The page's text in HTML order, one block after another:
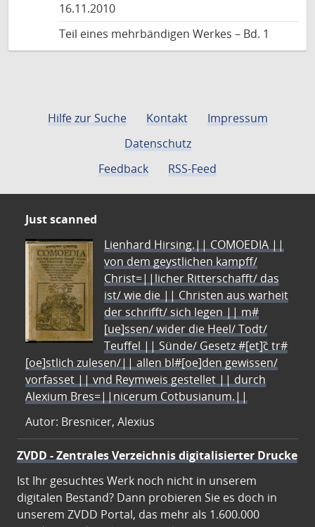
16.11.2010
Teil eines mehrbändigen Werkes – Bd. 1
Hilfe zur Suche Kontakt
Impressum
Datenschutz
Feedback
RSS-Feed
Just scanned
Lienhard Hirsing.|| COMOEDIA ||
von dem geystlichen kampff/
Christ=||licher Ritterschafft/ das
ist/ wie die || Christen aus warheit
der schrifft/ sich legen || m#
[ue]ssen/ wider die Heel/ Todt/
Teuffel || Sünde/ Gesetz #[et]c̃ tr#
[oe]stlich zulesen/|| allen bl#[oe]den gewissen/
vorfasset || vnd Reymweis gestellet || durch
Alexium Bres=||nicerum Cotbusianum.||
Autor: Bresnicer, Alexius
ZVDD - Zentrales Verzeichnis digitalisierter Drucke
Ist Ihr gesuchtes Werk noch nicht in unserem
digitalen Bestand? Dann probieren Sie es doch in
unserem ZVDD Portal, das mehr als 1.600.000